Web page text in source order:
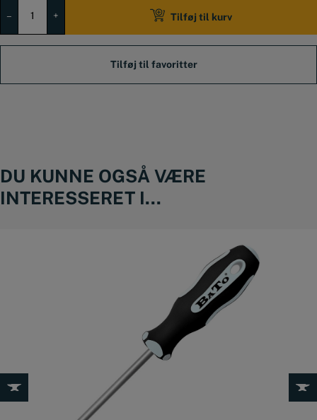
–
125mm.
antal
+ Tilføj til kurv
DU KUNNE OGSÅ VÆRE
INTERESSERET I...